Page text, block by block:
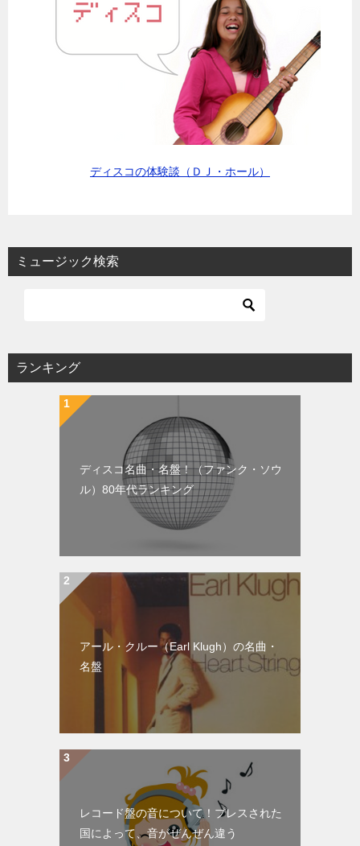
ディスコの体験談（ＤＪ・ホール）
ミュージック検索
ランキング
ディスコ名曲・名盤！（ファンク・ソウ
ル）80年代ランキング
アール・クルー（Earl Klugh）の名曲・
名盤
レコード盤の音について！プレスされた
国によって、音がぜんぜん違う